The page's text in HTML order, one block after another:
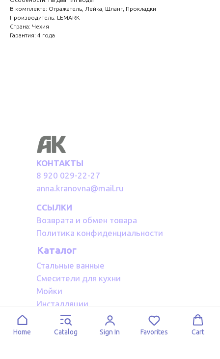
Home Catalog Sign In Favorites Cart
В комплекте: Отражатель, Лейка, Шланг, Прокладки
Производитель: LEMARK
Страна: Чехия
Гарантия: 4 года
КОНТАКТЫ
8 920 029-22-27
anna.kranovna@mail.ru
ССЫЛКИ
Возврата и обмен товара
Политика конфиденциальности
Каталог
Стальные ванные
Смесители для кухни
Мойки
Инсталляции
Акриловые ванные
Полотенцесушители водяные